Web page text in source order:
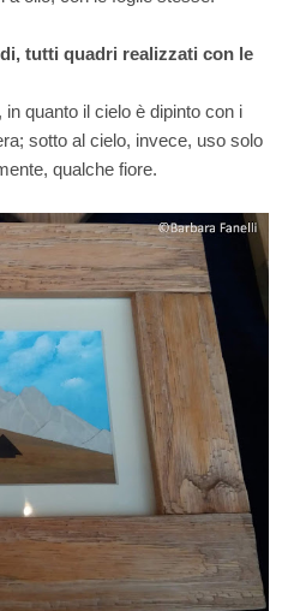
tutti quadri realizzati con le
quanto il cielo è dipinto con i
sotto al cielo, invece, uso solo
qualche fiore.